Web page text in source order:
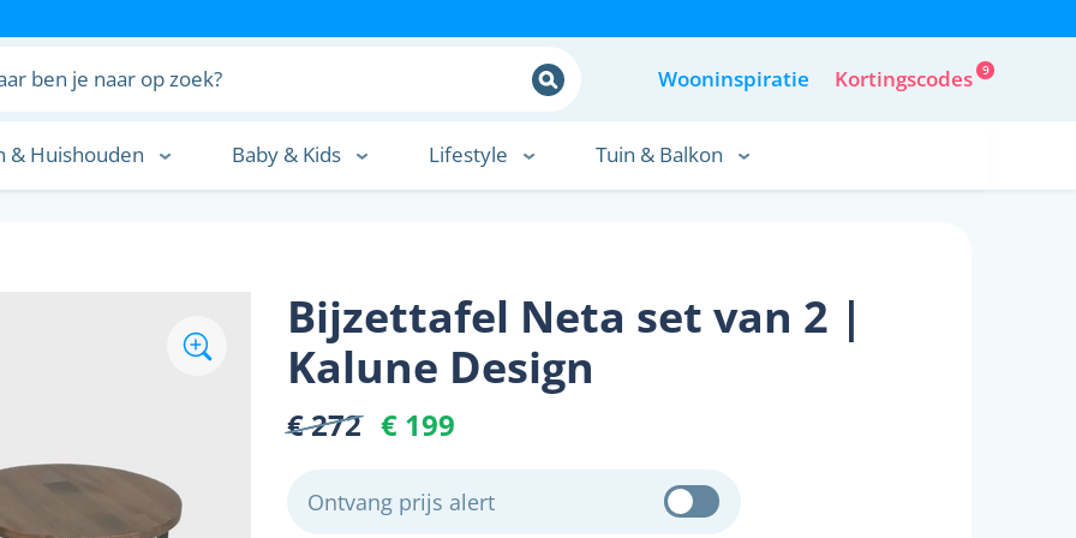
Wooninspiratie Kortingscodes 9
& Huishouden Baby & Kids Lifestyle Tuin & Balkon
Bijzettafel Neta set van 2 |
Kalune Design
€ 272 € 199
Ontvang prijs alert